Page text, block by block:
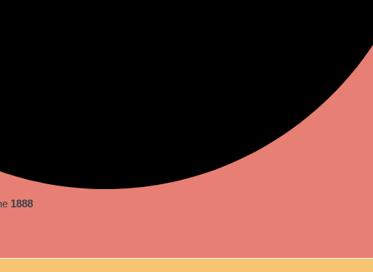
1888